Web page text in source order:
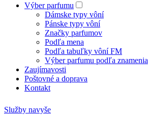
Výber parfumu
Dámske typy vôní
Pánske typy vôní
Značky parfumov
Podľa mena
Podľa tabuľky vôní FM
Výber parfumu podľa znamenia
Zaujímavosti
Poštovné a doprava
Kontakt
Služby navyše